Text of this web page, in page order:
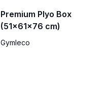
Premium Plyo Box
(51x61x76 cm)
Gymleco